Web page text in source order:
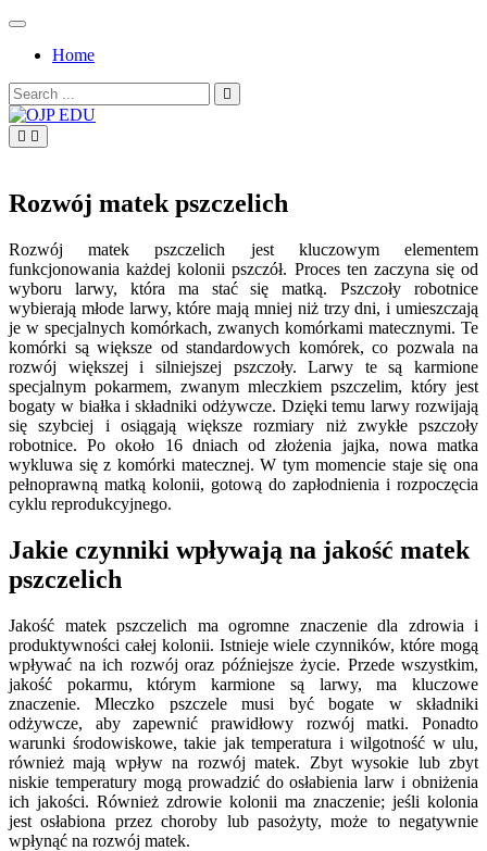
Skip
contentHome
Search
for:
Rozwój matek pszczelich
Rozwój matek pszczelich jest kluczowym elementem
funkcjonowania każdej kolonii pszczół. Proces ten zaczyna się od
wyboru larwy, która ma stać się matką. Pszczoły robotnice
wybierają młode larwy, które mają mniej niż trzy dni, i umieszczają
je w specjalnych komórkach, zwanych komórkami matecznymi. Te
komórki są większe od standardowych komórek, co pozwala na
rozwój większej i silniejszej pszczoły. Larwy te są karmione
specjalnym pokarmem, zwanym mleczkiem pszczelim, który jest
bogaty w białka i składniki odżywcze. Dzięki temu larwy rozwijają
się szybciej i osiągają większe rozmiary niż zwykłe pszczoły
robotnice. Po około 16 dniach od złożenia jajka, nowa matka
wykluwa się z komórki matecznej. W tym momencie staje się ona
pełnoprawną matką kolonii, gotową do zapłodnienia i rozpoczęcia
cyklu reprodukcyjnego.
Jakie czynniki wpływają na jakość matek
pszczelich
Jakość matek pszczelich ma ogromne znaczenie dla zdrowia i
produktywności całej kolonii. Istnieje wiele czynników, które mogą
wpływać na ich rozwój oraz późniejsze życie. Przede wszystkim,
jakość pokarmu, którym karmione są larwy, ma kluczowe
znaczenie. Mleczko pszczele musi być bogate w składniki
odżywcze, aby zapewnić prawidłowy rozwój matki. Ponadto
warunki środowiskowe, takie jak temperatura i wilgotność w ulu,
również mają wpływ na rozwój matek. Zbyt wysokie lub zbyt
niskie temperatury mogą prowadzić do osłabienia larw i obniżenia
ich jakości. Również zdrowie kolonii ma znaczenie; jeśli kolonia
jest osłabiona przez choroby lub pasożyty, może to negatywnie
wpłynąć na rozwój matek.